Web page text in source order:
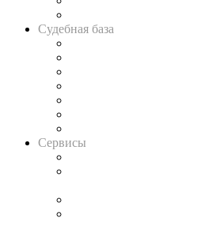
Судебная база
Сервисы